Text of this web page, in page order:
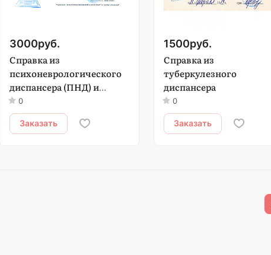
3000руб.
Справка из
психоневрологического
диспансера (ПНД) и
Наркологического
диспансера (НД)
0
Заказать
1500руб.
Справка из
туберкулезного
диспансера
0
Заказать